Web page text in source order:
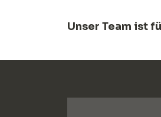
Unser Team ist